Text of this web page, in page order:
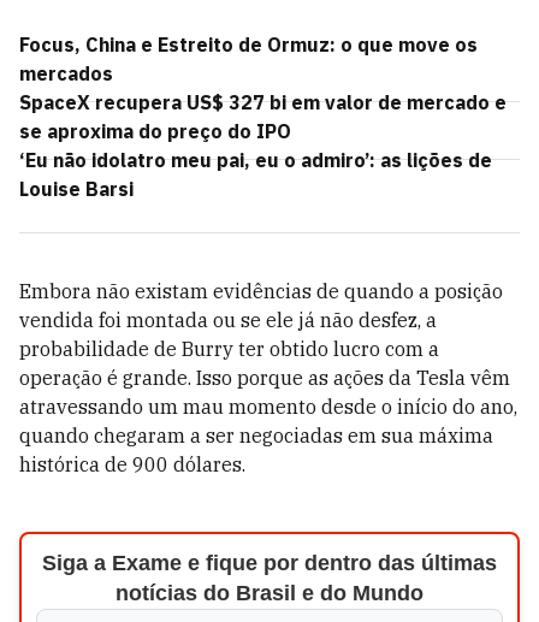
Focus, China e Estreito de Ormuz: o que move os
mercados
SpaceX recupera US$ 327 bi em valor de mercado e
se aproxima do preço do IPO
‘Eu não idolatro meu pai, eu o admiro’: as lições de
Louise Barsi
Embora não existam evidências de quando a posição
vendida foi montada ou se ele já não desfez, a
probabilidade de Burry ter obtido lucro com a
operação é grande. Isso porque as ações da Tesla vêm
atravessando um mau momento desde o início do ano,
quando chegaram a ser negociadas em sua máxima
histórica de 900 dólares.
Siga a Exame e fique por dentro das últimas
notícias do Brasil e do Mundo